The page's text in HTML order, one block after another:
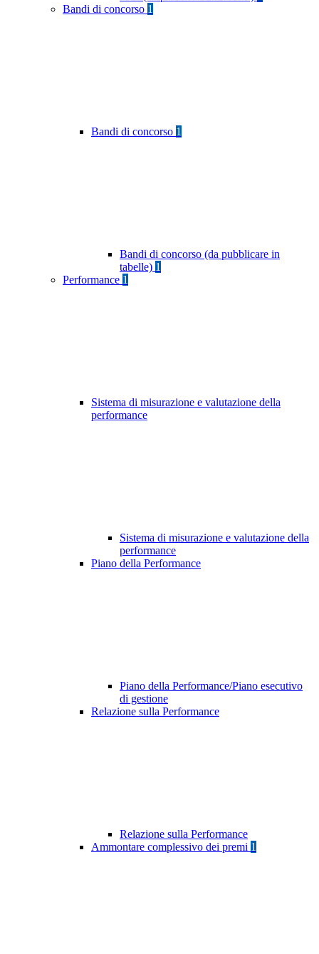
Bandi di concorso 1
Bandi di concorso 1
Bandi di concorso (da pubblicare in
tabelle) 1
Performance 1
Sistema di misurazione e valutazione della
performance
Sistema di misurazione e valutazione della
performance
Piano della Performance
Piano della Performance/Piano esecutivo
di gestione
Relazione sulla Performance
Relazione sulla Performance
Ammontare complessivo dei premi 1